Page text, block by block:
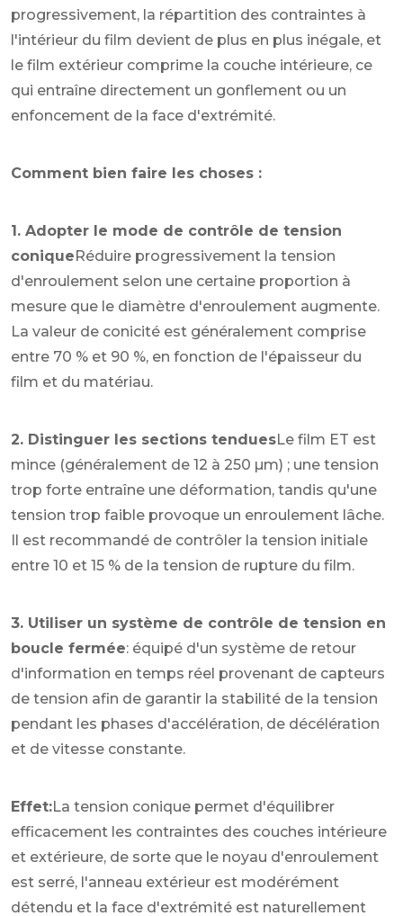
progressivement, la répartition des contraintes à
l'intérieur du film devient de plus en plus inégale, et
le film extérieur comprime la couche intérieure, ce
qui entraîne directement un gonflement ou un
enfoncement de la face d'extrémité.
Comment bien faire les choses :
1. Adopter le mode de contrôle de tension
coniqueRéduire progressivement la tension
d'enroulement selon une certaine proportion à
mesure que le diamètre d'enroulement augmente.
La valeur de conicité est généralement comprise
entre 70 % et 90 %, en fonction de l'épaisseur du
film et du matériau.
2. Distinguer les sections tenduesLe film ET est
mince (généralement de 12 à 250 µm) ; une tension
trop forte entraîne une déformation, tandis qu'une
tension trop faible provoque un enroulement lâche.
Il est recommandé de contrôler la tension initiale
entre 10 et 15 % de la tension de rupture du film.
3. Utiliser un système de contrôle de tension en
boucle fermée: équipé d'un système de retour
d'information en temps réel provenant de capteurs
de tension afin de garantir la stabilité de la tension
pendant les phases d'accélération, de décélération
et de vitesse constante.
Effet:La tension conique permet d'équilibrer
efficacement les contraintes des couches intérieure
et extérieure, de sorte que le noyau d'enroulement
est serré, l'anneau extérieur est modérément
détendu et la face d'extrémité est naturellement